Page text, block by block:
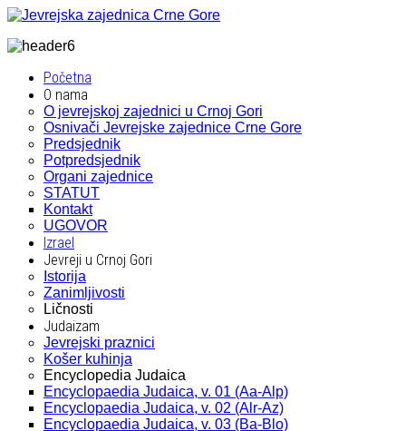
Početna
O nama
O jevrejskoj zajednici u Crnoj Gori
Osnivači Jevrejske zajednice Crne Gore
Predsjednik
Potpredsjednik
Organi zajednice
STATUT
Kontakt
UGOVOR
Izrael
Jevreji u Crnoj Gori
Istorija
Zanimljivosti
Ličnosti
Judaizam
Jevrejski praznici
Košer kuhinja
Encyclopedia Judaica
Encyclopaedia Judaica, v. 01 (Aa-Alp)
Encyclopaedia Judaica, v. 02 (Alr-Az)
Encyclopaedia Judaica, v. 03 (Ba-Blo)